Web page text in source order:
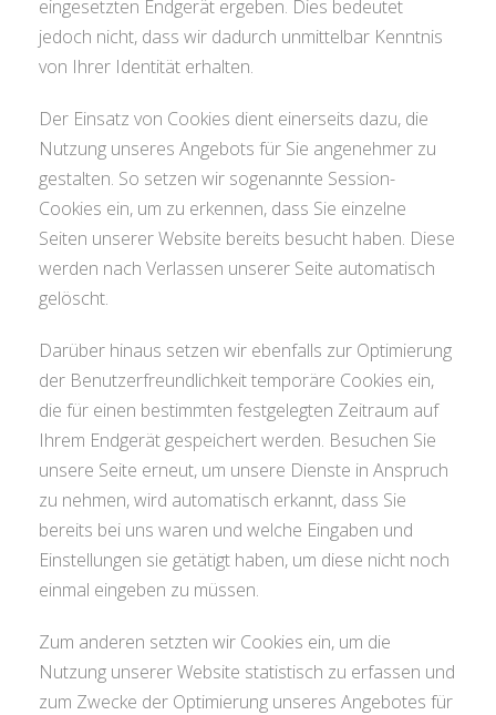
eingesetzten Endgerät ergeben. Dies bedeutet
jedoch nicht, dass wir dadurch unmittelbar Kenntnis
von Ihrer Identität erhalten.
Der Einsatz von Cookies dient einerseits dazu, die
Nutzung unseres Angebots für Sie angenehmer zu
gestalten. So setzen wir sogenannte Session-
Cookies ein, um zu erkennen, dass Sie einzelne
Seiten unserer Website bereits besucht haben. Diese
werden nach Verlassen unserer Seite automatisch
gelöscht.
Darüber hinaus setzen wir ebenfalls zur Optimierung
der Benutzerfreundlichkeit temporäre Cookies ein,
die für einen bestimmten festgelegten Zeitraum auf
Ihrem Endgerät gespeichert werden. Besuchen Sie
unsere Seite erneut, um unsere Dienste in Anspruch
zu nehmen, wird automatisch erkannt, dass Sie
bereits bei uns waren und welche Eingaben und
Einstellungen sie getätigt haben, um diese nicht noch
einmal eingeben zu müssen.
Zum anderen setzten wir Cookies ein, um die
Nutzung unserer Website statistisch zu erfassen und
zum Zwecke der Optimierung unseres Angebotes für